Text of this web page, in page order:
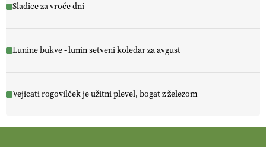
Sladice za vroče dni
Lunine bukve - lunin setveni koledar za avgust
Vejicati rogovilček je užitni plevel, bogat z železom